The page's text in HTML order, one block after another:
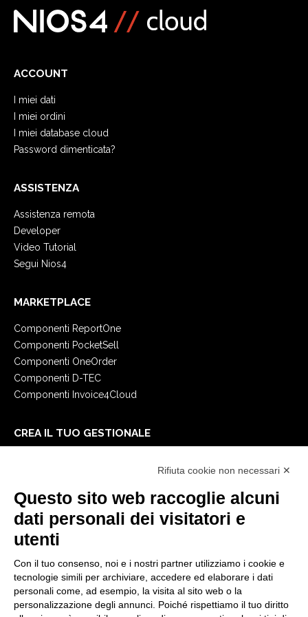
ACCOUNT
I miei dati
I miei ordini
I miei database cloud
Password dimenticata?
ASSISTENZA
Assistenza remota
Developer
Video Tutorial
Segui Nios4
MARKETPLACE
Componenti ReportOne
Componenti PocketSell
Componenti OneOrder
Componenti D-TEC
Componenti Invoice4Cloud
CREA IL TUO GESTIONALE
E-Book
Blog
NOTE LEGALI
Informative Privacy
Security Policy
Documentazione contrattuale e GDPR
Rifiuta cookie non necessari ✕
Questo sito web raccoglie alcuni
dati personali dei visitatori e
utenti
Con il tuo consenso, noi e i nostri partner utilizziamo i cookie e
tecnologie simili per archiviare, accedere ed elaborare i dati
personali come, ad esempio, la visita al sito web o la
personalizzazione degli annunci. Poiché rispettiamo il tuo diritto